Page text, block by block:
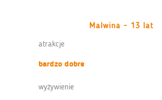
Malwina - 13 lat
atrakcje
bardzo dobre
wyżywienie